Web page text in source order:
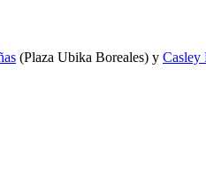
(Plaza Ubika Boreales) y Casley